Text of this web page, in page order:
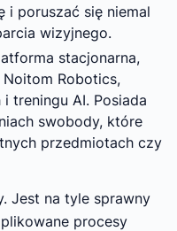
i poruszać się niemal
wizyjnego.
stacjonarna,
Robotics,
treningu AI. Posiada
swobody, które
przedmiotach czy
Jest na tyle sprawny
procesy